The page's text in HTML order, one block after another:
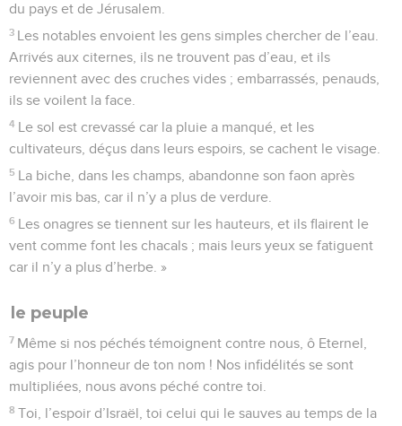
du pays et de Jérusalem.
3 Les notables envoient les gens simples chercher de l’eau.
Arrivés aux citernes, ils ne trouvent pas d’eau, et ils
reviennent avec des cruches vides ; embarrassés, penauds,
ils se voilent la face.
4 Le sol est crevassé car la pluie a manqué, et les
cultivateurs, déçus dans leurs espoirs, se cachent le visage.
5 La biche, dans les champs, abandonne son faon après
l’avoir mis bas, car il n’y a plus de verdure.
6 Les onagres se tiennent sur les hauteurs, et ils flairent le
vent comme font les chacals ; mais leurs yeux se fatiguent
car il n’y a plus d’herbe. »
le peuple
7 Même si nos péchés témoignent contre nous, ô Eternel,
agis pour l’honneur de ton nom ! Nos infidélités se sont
multipliées, nous avons péché contre toi.
8 Toi, l’espoir d’Israël, toi celui qui le sauves au temps de la